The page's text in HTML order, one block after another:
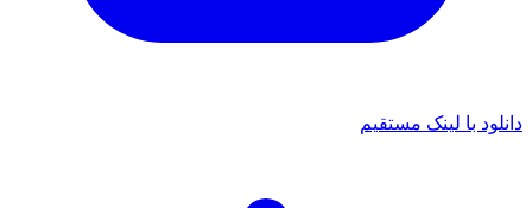
دانلود با لینک مستقیم